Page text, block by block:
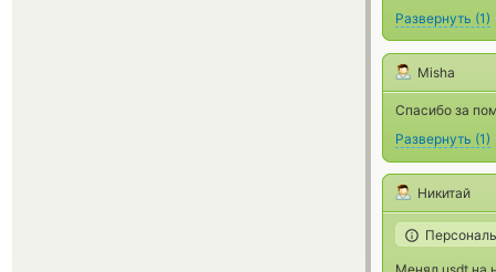
Развернуть (1)
Misha
Спасибо за
Развернуть (1)
Никитай